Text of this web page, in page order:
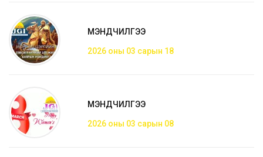
МЭНДЧИЛГЭЭ
2026 оны 03 сарын 18
МЭНДЧИЛГЭЭ
2026 оны 03 сарын 08